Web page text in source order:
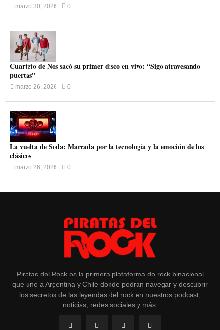
marzo 30, 2026 0
Cuarteto de Nos sacó su primer disco en vivo: “Sigo atravesando
puertas”
marzo 26, 2026 0
La vuelta de Soda: Marcada por la tecnología y la emoción de los
clásicos
marzo 26, 2026 0
Piratas del Rock es la primera plataforma de rock binacional
que une a Argentina y Chile donde podrán navegar y descubrir
los secretos de las leyendas del rock en nuestros podcast,
noticias, redes sociales y más.